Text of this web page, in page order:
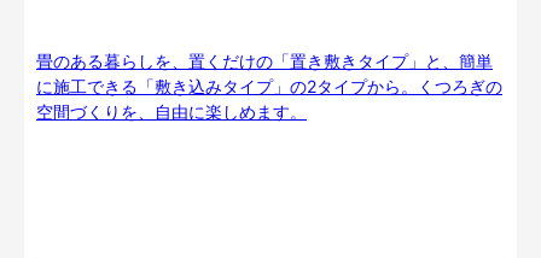
畳のある暮らしを、置くだけの「置き敷きタイプ」と、簡単
に施工できる「敷き込みタイプ」の2タイプから。くつろぎの
空間づくりを、自由に楽しめます。